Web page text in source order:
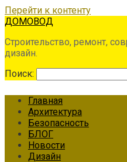
Перейти к контенту
ДОМОВОД
Строительство, ремонт,
дизайн.
Поиск:
Главная
Архитектура
Безопасность
БЛОГ
Новости
Дизайн